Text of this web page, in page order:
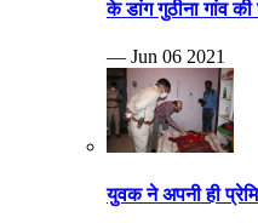
के डांग गुठीना गांव की
— Jun 06 2021
युवक ने अपनी ही